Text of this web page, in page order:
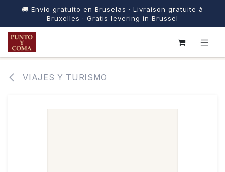
🚚 Envío gratuito en Bruselas · Livraison gratuite à
Bruxelles · Gratis levering in Brussel
IR AL CONTENIDO
VIAJES Y TURISMO